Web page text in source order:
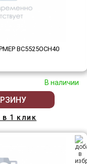
ВС5525ОСН40
В наличии
в 1 клик